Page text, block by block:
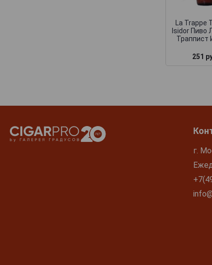
La Trappe
Isidor Пиво
Траппист
251
г.